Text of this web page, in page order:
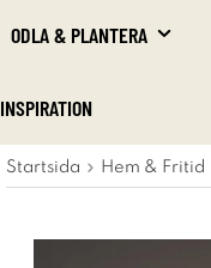
ODLA & PLANTERA
INSPIRATION
Startsida Hem & Fritid